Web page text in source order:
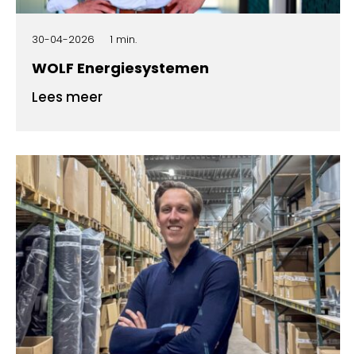
30-04-2026 1 min.
WOLF Energiesystemen
Lees meer